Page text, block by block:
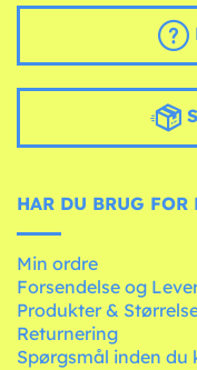
HAR DU BRUG
Min ordre
Forsendelse og
Produkter &
Returnering
Spørgsmål inden du